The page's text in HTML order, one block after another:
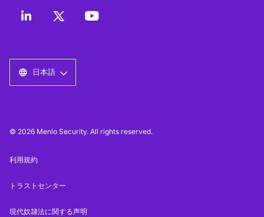
日本語
© 2026 Menlo Security. All rights reserved.
利用規約
トラストセンター
現代奴隷法に関する声明